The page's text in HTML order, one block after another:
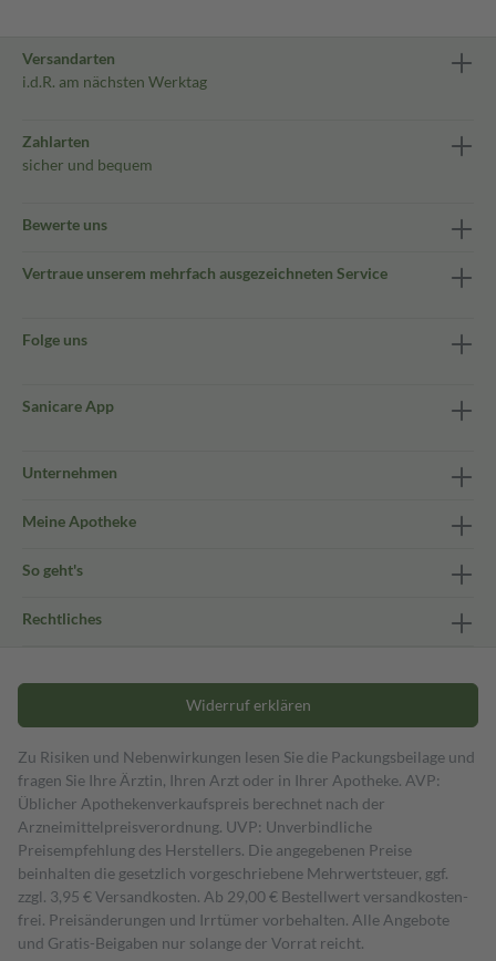
Versandarten
i.d.R. am nächsten Werktag
Zahlarten
sicher und bequem
Bewerte uns
Vertraue unserem mehrfach ausgezeichneten Service
Folge uns
Sanicare App
Unternehmen
Meine Apotheke
So geht's
Rechtliches
Widerruf erklären
Zu Risiken und Nebenwirkungen lesen Sie die Packungsbeilage und
fragen Sie Ihre Ärztin, Ihren Arzt oder in Ihrer Apotheke. AVP:
Üblicher Apothekenverkaufspreis berechnet nach der
Arzneimittelpreisverordnung. UVP: Unverbindliche
Preisempfehlung des Herstellers. Die angegebenen Preise
beinhalten die gesetzlich vorgeschriebene Mehrwertsteuer, ggf.
zzgl. 3,95 € Versandkosten. Ab 29,00 € Bestell­wert versand­kosten­
frei. Preisänderungen und Irrtümer vorbehalten. Alle Angebote
und Gratis-Beigaben nur solange der Vorrat reicht.